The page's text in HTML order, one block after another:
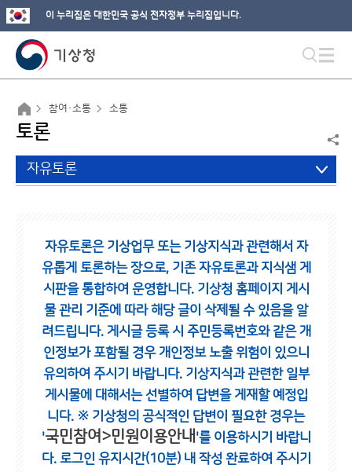
이 누리집은 대한민국 공식 전자정부 누리집입니다.
참여·소통 소통
토론
자유토론
자유토론은 기상업무 또는 기상지식과 관련해서 자
유롭게 토론하는 장으로, 기존 자유토론과 지식샘 게
시판을 통합하여 운영합니다. 기상청 홈페이지 게시
물 관리 기준에 따라 해당 글이 삭제될 수 있음을 알
려드립니다. 게시글 등록 시 주민등록번호와 같은 개
인정보가 포함될 경우 개인정보 노출 위험이 있으니
유의하여 주시기 바랍니다. 기상지식과 관련한 일부
게시물에 대해서는 선별하여 답변을 게재할 예정입
니다. ※ 기상청의 공식적인 답변이 필요한 경우는
'국민참여>민원이용안내 '를 이용하시기 바랍니
다. 로그인 유지시간(10분) 내 작성 완료하여 주시기